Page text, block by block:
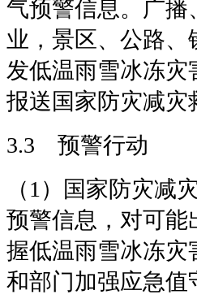
气预警信息。广播
业，景区、公路
发低温雨雪冰冻灾
报送国家防灾减灾
3.3 预警行动
（1）国家防灾减
预警信息，对可能
握低温雨雪冰冻灾
和部门加强应急值